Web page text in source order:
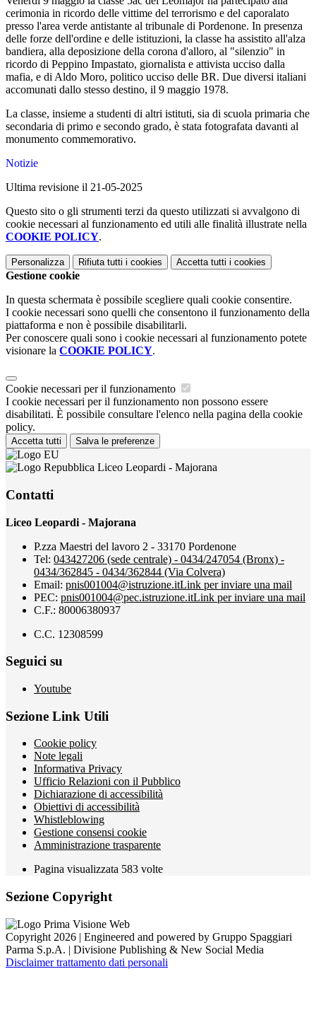
cerimonia in ricordo delle vittime del terrorismo e del caporalato
presso l'area verde antistante al tribunale di Pordenone. In presenza
delle forze dell'ordine e delle istituzioni, la classe ha assistito all'alza
bandiera, alla deposizione della corona d'alloro, al "silenzio" in
ricordo di Peppino Impastato, giornalista e attivista ucciso dalla
mafia, e di Aldo Moro, politico ucciso delle BR. Due diversi italiani
accomunati dallo stesso destino, il 9 maggio 1978.
La classe, insieme a studenti di altri istituti, sia di scuola primaria che
secondaria di primo e secondo grado, è stata fotografata davanti al
monumento commemorativo.
Notizie
Ultima revisione il 21-05-2025
Questo sito o gli strumenti terzi da questo utilizzati si avvalgono di
cookie necessari al funzionamento ed utili alle finalità illustrate nella
COOKIE POLICY.
Personalizza Rifiuta tutti i cookies Accetta tutti i cookies
Gestione cookie
In questa schermata è possibile scegliere quali cookie consentire.
I cookie necessari sono quelli che consentono il funzionamento della
piattaforma e non è possibile disabilitarli.
Per conoscere quali sono i cookie necessari al funzionamento potete
visionare la COOKIE POLICY.
Cookie necessari per il funzionamento
I cookie necessari per il funzionamento non possono essere
disabilitati. È possibile consultare l'elenco nella pagina della cookie
policy.
Accetta tutti Salva le preferenze
Liceo Leopardi - Majorana
Contatti
Liceo Leopardi - Majorana
P.zza Maestri del lavoro 2 - 33170 Pordenone
Tel: 043427206 (sede centrale) - 0434/247054 (Bronx) -
0434/362845 - 0434/362844 (Via Colvera)
Email: pnis001004@istruzione.itLink per inviare una mail
PEC: pnis001004@pec.istruzione.itLink per inviare una mail
C.F.: 80006380937
C.C. 12308599
Seguici su
Youtube
Sezione Link Utili
Cookie policy
Note legali
Informativa Privacy
Ufficio Relazioni con il Pubblico
Dichiarazione di accessibilità
Obiettivi di accessibilità
Whistleblowing
Gestione consensi cookie
Amministrazione trasparente
Pagina visualizzata 583 volte
Sezione Copyright
Copyright 2026 | Engineered and powered by Gruppo Spaggiari
Parma S.p.A. | Divisione Publishing & New Social Media
Disclaimer trattamento dati personali